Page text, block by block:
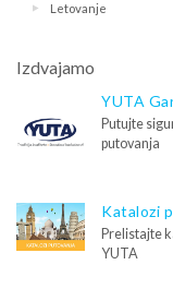
Letovanje
Izdvajamo
YUTA
Putujte
putovanja
Katalozi
Prelistajte
YUTA